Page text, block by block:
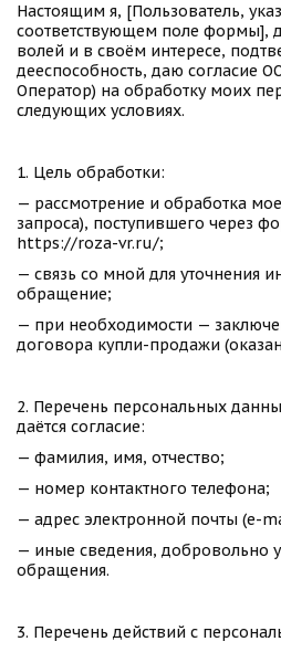
Настоящим я, [Пользователь,
соответствующем поле формы],
волей и в своём интересе,
дееспособность, даю согласие
Оператор) на обработку моих
следующих условиях.
1. Цель обработки:
— рассмотрение и обработка
запроса), поступившего через
https://roza-vr.ru/;
— связь со мной для уточнения
обращение;
— при необходимости —
договора купли-продажи
2. Перечень персональных
даётся согласие:
— фамилия, имя, отчество;
— номер контактного телефона;
— адрес электронной почты (e-
— иные сведения, добровольно
обращения.
3. Перечень действий с